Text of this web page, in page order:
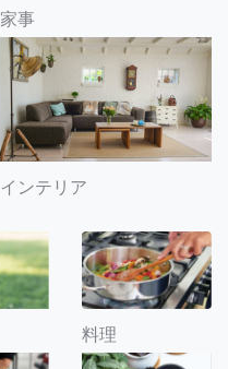
家事
インテリア
料理